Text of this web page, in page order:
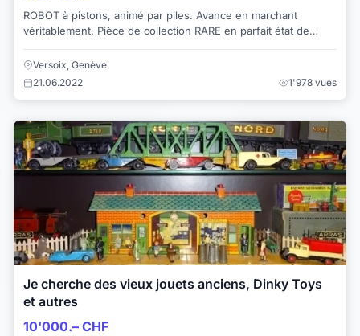
ROBOT à pistons, animé par piles. Avance en marchant
véritablement. Pièce de collection RARE en parfait état de
Versoix, Genève
21.06.2022
1'978 vues
Je cherche des vieux jouets anciens, Dinky Toys
et autres
10'000.– CHF